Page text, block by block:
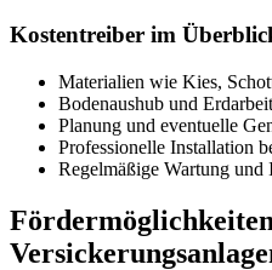
Kostentreiber im
Materialien wie Kies,
Bodenaushub und
Planung und eventuelle
Professionelle Installation
Regelmäßige Wartung und